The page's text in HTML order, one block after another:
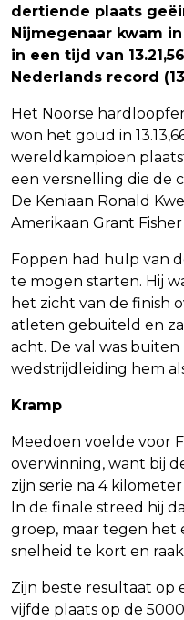
dertiende plaats
Nijmegenaar kwam
in een tijd van
Nederlands record
Het Noorse
won het goud in
wereldkampioen
een versnelling die de
De Keniaan Ronald
Amerikaan Grant
Foppen had hulp van
te mogen starten. Hij
het zicht van de finish
atleten gebuiteld en
acht. De val was
wedstrijdleiding hem
Kramp
Meedoen voelde voor
overwinning, want bij
zijn serie na 4
In de finale streed hij
groep, maar tegen het
snelheid te kort en
Zijn beste resultaat
vijfde plaats op de